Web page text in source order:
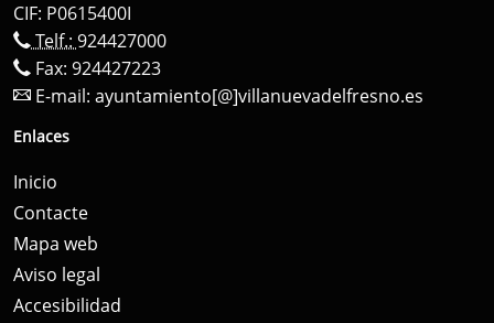
CIF: P0615400I
Telf.: 924427000
Fax: 924427223
E-mail: ayuntamiento[@]villanuevadelfresno.es
Enlaces
Inicio
Contacte
Mapa web
Aviso legal
Accesibilidad